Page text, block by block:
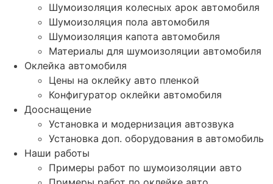
Шумоизоляция колесных арок автомобиля
Шумоизоляция пола автомобиля
Шумоизоляция капота автомобиля
Материалы для шумоизоляции автомобиля
Оклейка автомобиля
Цены на оклейку авто пленкой
Конфигуратор оклейки автомобиля
Дооснащение
Установка и модернизация автозвука
Установка доп. оборудования в автомобиль
Наши работы
Примеры работ по шумоизоляции авто